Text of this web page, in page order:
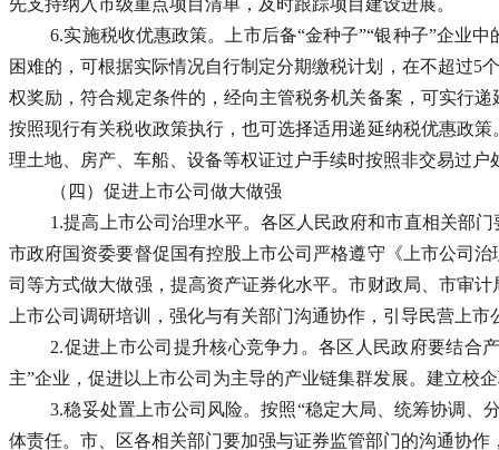
6.实施税收优惠政策。上市后备“金种子”“银种子”企业
困难的，可根据实际情况自行制定分期缴税计划，在不超过5
权奖励，符合规定条件的，经向主管税务机关备案，可实行
按照现行有关税收政策执行，也可选择适用递延纳税优惠政
理土地、房产、车船、设备等权证过户手续时按照非交易过
（四）促进上市公司做大做强
1.提高上市公司治理水平。各区人民政府和市直相关部
市政府国资委要督促国有控股上市公司严格遵守《上市公司
司等方式做大做强，提高资产证券化水平。市财政局、市审
上市公司调研培训，强化与有关部门沟通协作，引导民营上市
2.促进上市公司提升核心竞争力。各区人民政府要结合
主”企业，促进以上市公司为主导的产业链集群发展。建立校
3.稳妥处置上市公司风险。按照“稳定大局、统筹协调
体责任。市、区各相关部门要加强与证券监管部门的沟通协